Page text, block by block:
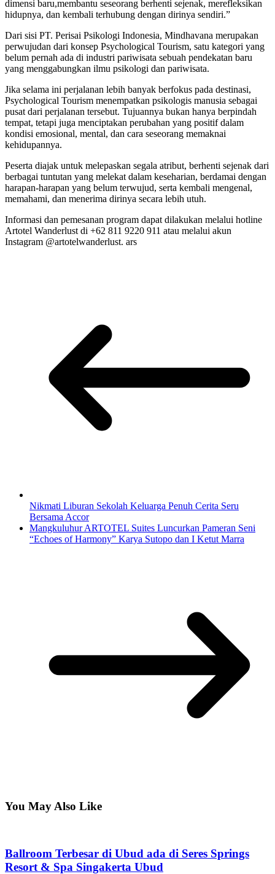
dimensi baru,membantu seseorang berhenti sejenak, merefleksikan
hidupnya, dan kembali terhubung dengan dirinya sendiri.”
Dari sisi PT. Perisai Psikologi Indonesia, Mindhavana merupakan
perwujudan dari konsep Psychological Tourism, satu kategori yang
belum pernah ada di industri pariwisata sebuah pendekatan baru
yang menggabungkan ilmu psikologi dan pariwisata.
Jika selama ini perjalanan lebih banyak berfokus pada destinasi,
Psychological Tourism menempatkan psikologis manusia sebagai
pusat dari perjalanan tersebut. Tujuannya bukan hanya berpindah
tempat, tetapi juga menciptakan perubahan yang positif dalam
kondisi emosional, mental, dan cara seseorang memaknai
kehidupannya.
Peserta diajak untuk melepaskan segala atribut, berhenti sejenak dari
berbagai tuntutan yang melekat dalam keseharian, berdamai dengan
harapan-harapan yang belum terwujud, serta kembali mengenal,
memahami, dan menerima dirinya secara lebih utuh.
Informasi dan pemesanan program dapat dilakukan melalui hotline
Artotel Wanderlust di +62 811 9220 911 atau melalui akun
Instagram @artotelwanderlust. ars
Nikmati Liburan Sekolah Keluarga Penuh Cerita Seru
Bersama Accor
Mangkuluhur ARTOTEL Suites Luncurkan Pameran Seni
“Echoes of Harmony” Karya Sutopo dan I Ketut Marra
You May Also Like
Ballroom Terbesar di Ubud ada di Seres Springs
Resort & Spa Singakerta Ubud